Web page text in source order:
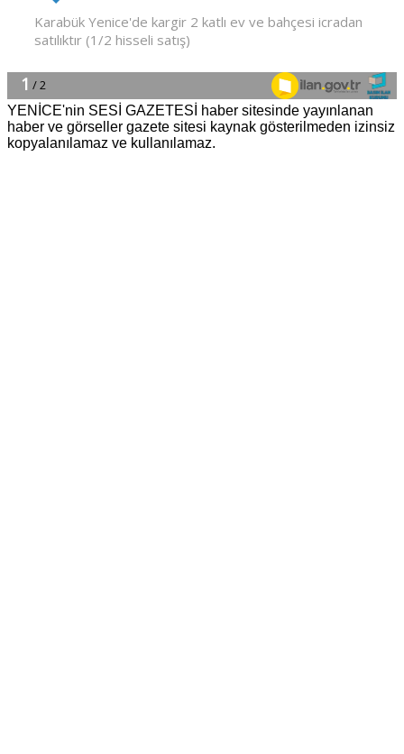
YENİCE'nin SESİ GAZETESİ haber sitesinde yayınlanan
haber ve görseller gazete sitesi kaynak gösterilmeden izinsiz
kopyalanılamaz ve kullanılamaz.